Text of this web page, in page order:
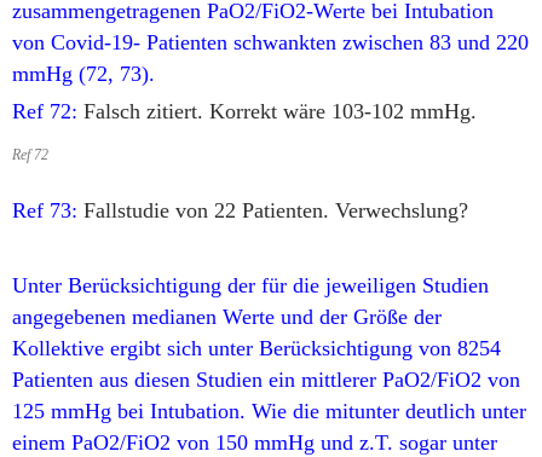
zusammengetragenen PaO2/FiO2-Werte bei Intubation
von Covid-19- Patienten schwankten zwischen 83 und 220
mmHg (72, 73).
Ref 72: Falsch zitiert. Korrekt wäre 103-102 mmHg.
Ref 72
Ref 73: Fallstudie von 22 Patienten. Verwechslung?
Unter Berücksichtigung der für die jeweiligen Studien
angegebenen medianen Werte und der Größe der
Kollektive ergibt sich unter Berücksichtigung von 8254
Patienten aus diesen Studien ein mittlerer PaO2/FiO2 von
125 mmHg bei Intubation. Wie die mitunter deutlich unter
einem PaO2/FiO2 von 150 mmHg und z.T. sogar unter